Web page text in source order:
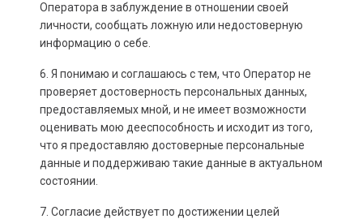
Оператора в заблуждение в отношении своей
личности, сообщать ложную или недостоверную
информацию о себе.
6. Я понимаю и соглашаюсь с тем, что Оператор не
проверяет достоверность персональных данных,
предоставляемых мной, и не имеет возможности
оценивать мою дееспособность и исходит из того,
что я предоставляю достоверные персональные
данные и поддерживаю такие данные в актуальном
состоянии.
7. Согласие действует по достижении целей